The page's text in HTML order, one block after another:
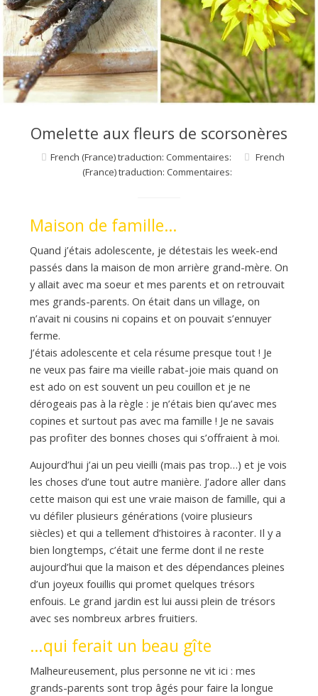
e
d
Omelette aux fleurs de scorsonères
French (France) traduction: Commentaires:
French
(France) traduction: Commentaires:
Maison de famille…
Quand j’étais adolescente, je détestais les week-end
passés dans la maison de mon arrière grand-mère. On
y allait avec ma soeur et mes parents et on retrouvait
mes grands-parents. On était dans un village, on
n’avait ni cousins ni copains et on pouvait s’ennuyer
ferme.
J’étais adolescente et cela résume presque tout ! Je
ne veux pas faire ma vieille rabat-joie mais quand on
est ado on est souvent un peu couillon et je ne
dérogeais pas à la règle : je n’étais bien qu’avec mes
copines et surtout pas avec ma famille ! Je ne savais
pas profiter des bonnes choses qui s’offraient à moi.
Aujourd’hui j’ai un peu vieilli (mais pas trop…) et je vois
les choses d’une tout autre manière. J’adore aller dans
cette maison qui est une vraie maison de famille, qui a
vu défiler plusieurs générations (voire plusieurs
siècles) et qui a tellement d’histoires à raconter. Il y a
bien longtemps, c’était une ferme dont il ne reste
aujourd’hui que la maison et des dépendances pleines
d’un joyeux fouillis qui promet quelques trésors
enfouis. Le grand jardin est lui aussi plein de trésors
avec ses nombreux arbres fruitiers.
…qui ferait un beau gîte
Malheureusement, plus personne ne vit ici : mes
grands-parents sont trop âgés pour faire la longue